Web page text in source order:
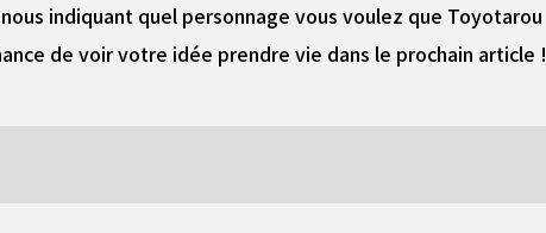
indiquant quel personnage vous voulez que Toyotarou
de voir votre idée prendre vie dans le prochain article !